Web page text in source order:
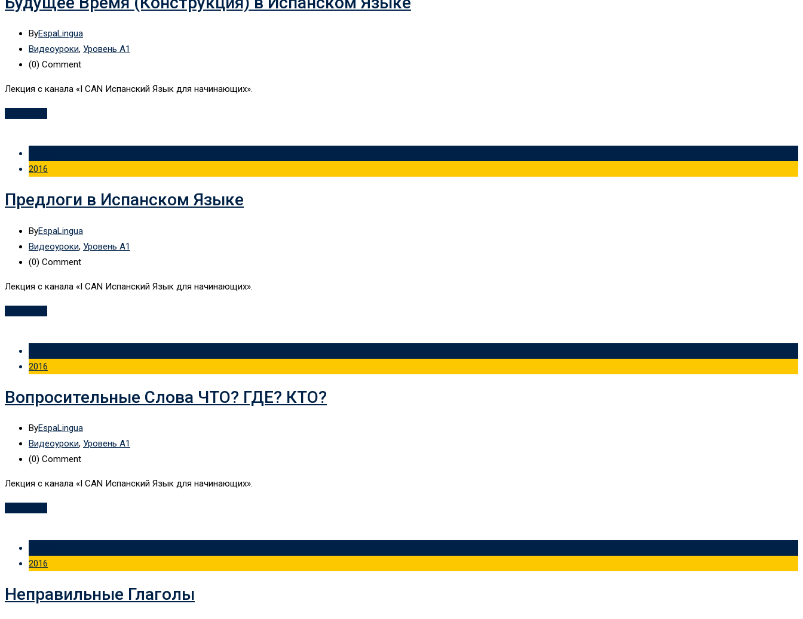
ByEspaLingua
Видеоуроки, Уровень А1
(0) Comment
Лекция с канала «I CAN Испанский Язык для начинающих».
2016
Предлоги в Испанском Языке
ByEspaLingua
Видеоуроки, Уровень А1
(0) Comment
Лекция с канала «I CAN Испанский Язык для начинающих».
2016
Вопросительные Слова ЧТО? ГДЕ? КТО?
ByEspaLingua
Видеоуроки, Уровень А1
(0) Comment
Лекция с канала «I CAN Испанский Язык для начинающих».
2016
Неправильные Глаголы